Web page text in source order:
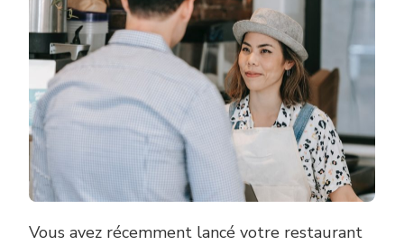
Vous avez récemment lancé votre restaurant